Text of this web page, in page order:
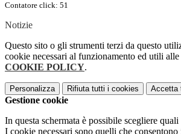
Contatore click: 51
Notizie
Questo sito o gli strumenti terzi da questo
cookie necessari al funzionamento ed utili
COOKIE POLICY.
Personalizza Rifiuta tutti i cookies Accetta
Gestione cookie
In questa schermata è possibile scegliere
I cookie necessari sono quelli che